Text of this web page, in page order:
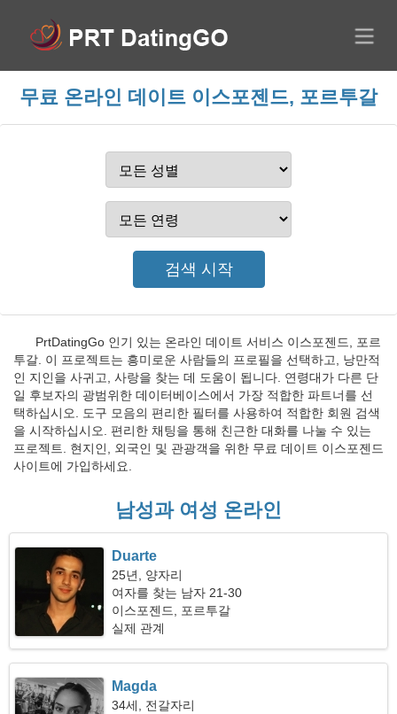
무료 온라인 데이트 이스포젠드, 포르투갈
PrtDatingGo 인기 있는 온라인 데이트 서비스 이스포젠드, 포르
투갈. 이 프로젝트는 흥미로운 사람들의 프로필을 선택하고, 낭만적
인 지인을 사귀고, 사랑을 찾는 데 도움이 됩니다. 연령대가 다른 단
일 후보자의 광범위한 데이터베이스에서 가장 적합한 파트너를 선
택하십시오. 도구 모음의 편리한 필터를 사용하여 적합한 회원 검색
을 시작하십시오. 편리한 채팅을 통해 친근한 대화를 나눌 수 있는
프로젝트. 현지인, 외국인 및 관광객을 위한 무료 데이트 이스포젠드
사이트에 가입하세요.
남성과 여성 온라인
Duarte
25년, 양자리
여자를 찾는 남자 21-30
이스포젠드, 포르투갈
실제 관계
Magda
34세, 전갈자리